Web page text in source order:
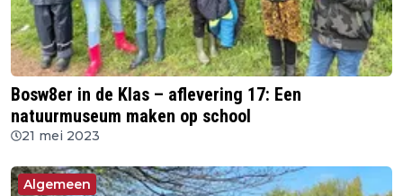
Bosw8er in de Klas – aflevering 17: Een
natuurmuseum maken op school
21 mei 2023
Algemeen